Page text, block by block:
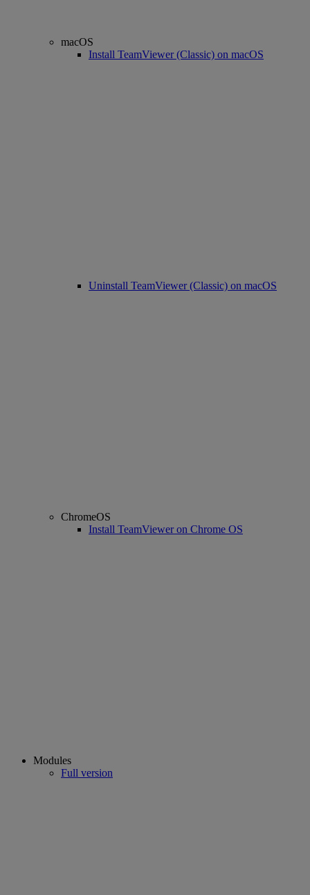
macOS
Install TeamViewer (Classic) on macOS
Uninstall TeamViewer (Classic) on macOS
ChromeOS
Install TeamViewer on Chrome OS
Modules
Full version